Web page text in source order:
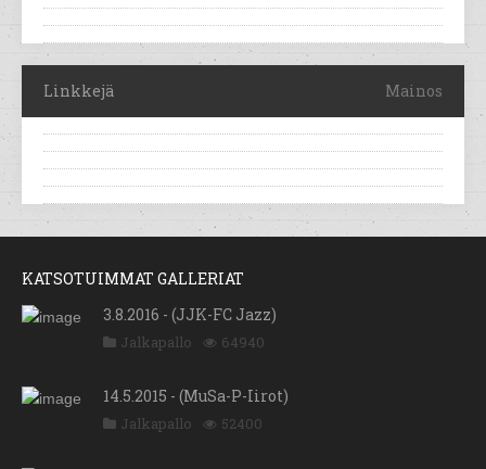
Linkkejä Mainos
KATSOTUIMMAT GALLERIAT
3.8.2016 - (JJK-FC Jazz)
Jalkapallo 64940
14.5.2015 - (MuSa-P-Iirot)
Jalkapallo 52400